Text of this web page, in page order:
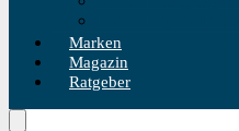
Marken
Magazin
Ratgeber